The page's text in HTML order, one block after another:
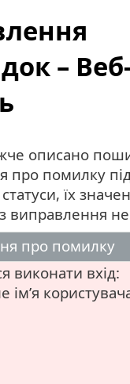
–
описано
про помилку
їх
з виправлення
про помилку
виконати вхід:
ім’я